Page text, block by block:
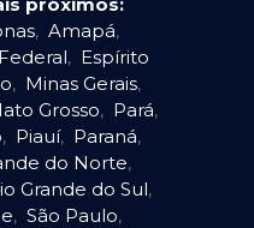
, Amapá,
, Espírito
, Minas Gerais,
Grosso, Pará,
, Piauí, Paraná,
do Norte,
Grande do Sul,
, São Paulo,